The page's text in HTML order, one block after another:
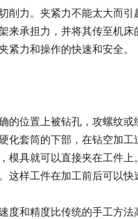
削力。夹紧力不能太大而
来承担力，并将其传至机
紧力和操作的快速和安全。
的位置上被钻孔，攻螺纹
化套筒的下部，在钻空加
模具就可以直接夹在工件
这样工件在加工前后可以快
度和精度比传统的手工方